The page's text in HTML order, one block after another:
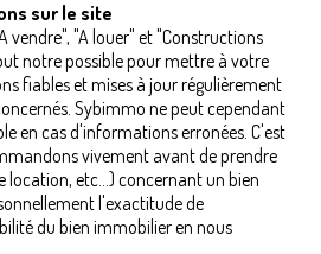
sur le site
vendre", "A louer" et "Constructions
notre possible pour mettre à votre
fiables et mises à jour régulièrement
Sybimmo ne peut cependant
en cas d'informations erronées. C'est
vivement avant de prendre
location, etc...) concernant un bien
l'exactitude de
du bien immobilier en nous